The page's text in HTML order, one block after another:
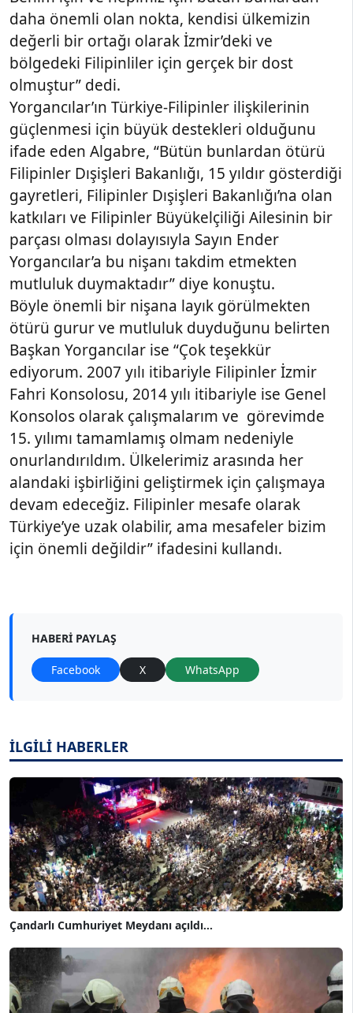
daha önemli olan nokta, kendisi ülkemizin
değerli bir ortağı olarak İzmir’deki ve
bölgedeki Filipinliler için gerçek bir dost
olmuştur” dedi.
Yorgancılar’ın Türkiye-Filipinler ilişkilerinin
güçlenmesi için büyük destekleri olduğunu
ifade eden Algabre, “Bütün bunlardan ötürü
Filipinler Dışişleri Bakanlığı, 15 yıldır gösterdiği
gayretleri, Filipinler Dışişleri Bakanlığı’na olan
katkıları ve Filipinler Büyükelçiliği Ailesinin bir
parçası olması dolayısıyla Sayın Ender
Yorgancılar’a bu nişanı takdim etmekten
mutluluk duymaktadır” diye konuştu.
Böyle önemli bir nişana layık görülmekten
ötürü gurur ve mutluluk duyduğunu belirten
Başkan Yorgancılar ise “Çok teşekkür
ediyorum. 2007 yılı itibariyle Filipinler İzmir
Fahri Konsolosu, 2014 yılı itibariyle ise Genel
Konsolos olarak çalışmalarım ve görevimde
15. yılımı tamamlamış olmam nedeniyle
onurlandırıldım. Ülkelerimiz arasında her
alandaki işbirliğini geliştirmek için çalışmaya
devam edeceğiz. Filipinler mesafe olarak
Türkiye’ye uzak olabilir, ama mesafeler bizim
için önemli değildir” ifadesini kullandı.
HABERI PAYLAŞ
Facebook X WhatsApp
İLGİLİ HABERLER
Çandarlı Cumhuriyet Meydanı açıldı...